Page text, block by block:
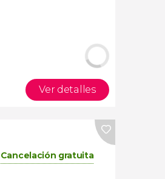
Ver detalles
Cancelación gratuita